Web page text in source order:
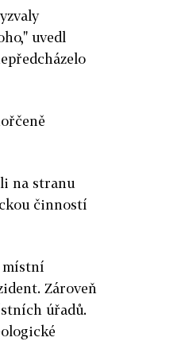
uvedl
na stranu
činností
místní
Zároveň
úřadů.